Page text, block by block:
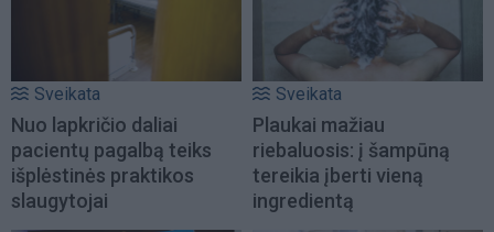
Sveikata
Nuo lapkričio daliai
pacientų pagalbą teiks
išplėstinės praktikos
slaugytojai
Sveikata
Plaukai mažiau
riebaluosis: į šampūną
tereikia įberti vieną
ingredientą